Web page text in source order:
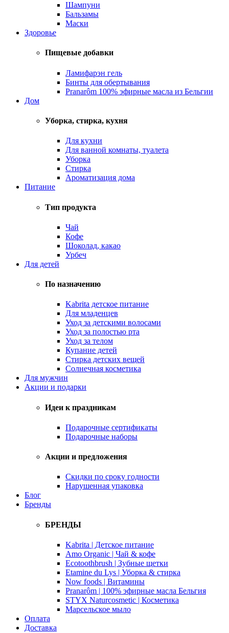
Шампуни
Бальзамы
Маски
Здоровье
Пищевые добавки
Ламифарэн гель
Бинты для обертывания
Pranarôm 100% эфирные масла из Бельгии
Дом
Уборка, стирка, кухня
Для кухни
Для ванной комнаты, туалета
Уборка
Стирка
Ароматизация дома
Питание
Тип продукта
Чай
Кофе
Шоколад, какао
Урбеч
Для детей
По назначению
Kabrita детское питание
Для младенцев
Уход за детскими волосами
Уход за полостью рта
Уход за телом
Купание детей
Стирка детских вещей
Солнечная косметика
Для мужчин
Акции и подарки
Идеи к праздникам
Подарочные сертификаты
Подарочные наборы
Акции и предложения
Скидки по сроку годности
Нарушенная упаковка
Блог
Бренды
БРЕНДЫ
Kabrita | Детское питание
Amo Organic | Чай & кофе
Ecotoothbrush | Зубные щетки
Etamine du Lys | Уборка & стирка
Now foods | Витамины
Pranarôm | 100% эфирные масла Бельгия
STYX Naturcosmetic | Косметика
Марсельское мыло
Оплата
Доставка